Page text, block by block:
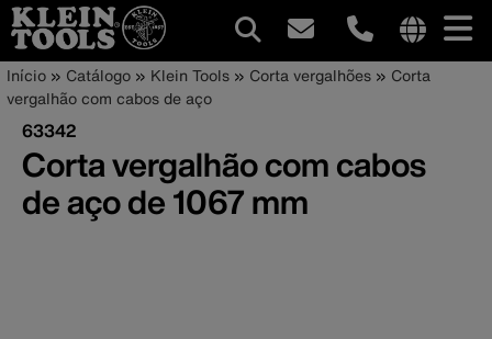
Pular
para
conteúdo
principal
site
Navegação
principal
Trilha
de
navegação
Início Catálogo Klein Tools Corta vergalhões
Corta
vergalhão com cabos de aço
63342
Corta vergalhão com cabos
de aço de 1067 mm